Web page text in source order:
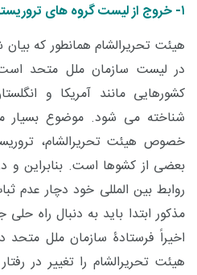
۱- خروج از لیست گروه های تروریستی
هیئت تحریرالشام همانطور که
در لیست سازمان ملل متحد
کشورهایی مانند آمریکا و
شناخته می شود. موضوع بسیار
خصوص هیئت تحریرالشام،
بعضی از کشوها است. بنابراین و
روابط بین المللی خود دچار عدم
مذکور ابتدا باید به دنبال راه
اخیراً فرستادۀ سازمان ملل
هیئت تحریرالشام را تغییر در